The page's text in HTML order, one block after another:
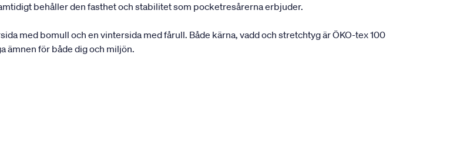
behåller den fasthet och stabilitet som pocketresårerna erbjuder.
med bomull och en vintersida med fårull. Både kärna, vadd och stretchtyg är ÖKO-tex 100
ämnen för både dig och miljön.